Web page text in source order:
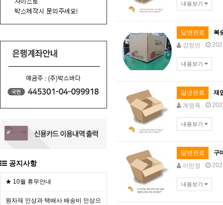
공지사항
★ 10월 휴무안내
원자재 인상과 택배사 배송비 인상으
내용보기
답변완료
복
강정민
내용보기
답변완료
재
계영옥
내용보기
답변완료
구
이민정
내용보기